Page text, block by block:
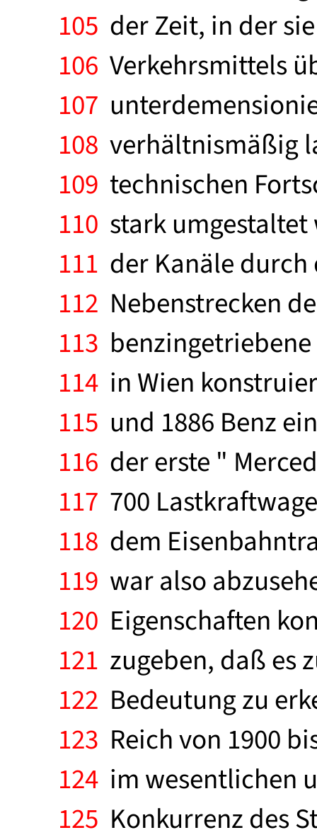
105 der Zeit, in der
106 Verkehrsmittels
107
108 verhältnismäßig
109 technischen
110 stark
111 der Kanäle
112 Nebenstrecken
113
114 in Wien
115 und 1886 Benz
116 der erste "
117 700
118 dem
119 war also
120 Eigenschaften
121 zugeben, daß es
122 Bedeutung zu
123 Reich von 1900
124 im wesentlichen
125 Konkurrenz des